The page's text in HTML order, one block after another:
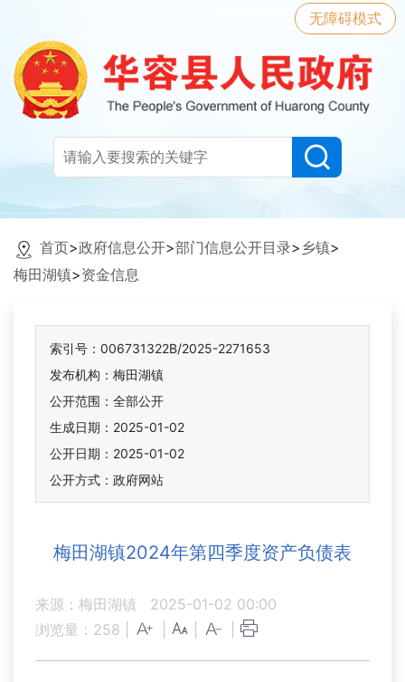
无障碍模式
首页>政府信息公开>部门信息公开目录> 乡镇>
梅田湖镇>资金信息
索引号：006731322B/2025-2271653
发布机构：梅田湖镇
公开范围：全部公开
生成日期：2025-01-02
公开日期：2025-01-02
公开方式：政府网站
梅田湖镇2024年第四季度资产负债表
来源：梅田湖镇
2025-01-02 00:00
浏览量： 258